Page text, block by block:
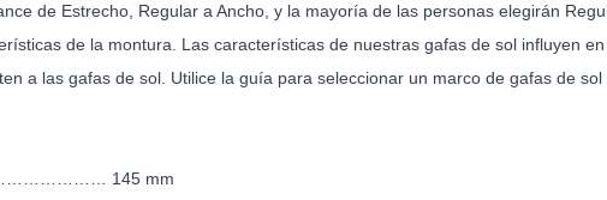
de Estrecho, Regular a Ancho, y la mayoría de las personas elegirán
de la montura. Las características de nuestras gafas de sol influyen
a las gafas de sol. Utilice la guía para seleccionar un marco de gafas de
145 mm